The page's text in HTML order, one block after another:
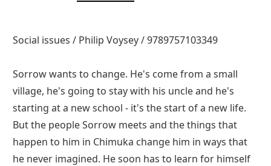
Social issues / Philip Voysey / 9789757103349
Sorrow wants to change. He's come from a small
village, he's going to stay with his uncle and he's
starting at a new school - it's the start of a new life.
But the people Sorrow meets and the things that
happen to him in Chimuka change him in ways that
he never imagined. He soon has to learn for himself